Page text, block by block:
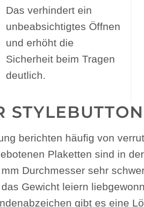
Das verhindert ein
unbeabsichtigtes Öffnen
und erhöht die
Sicherheit beim Tragen
deutlich.
berichten häufig von
Plaketten sind in
Durchmesser sehr
Gewicht leiern
gibt es eine